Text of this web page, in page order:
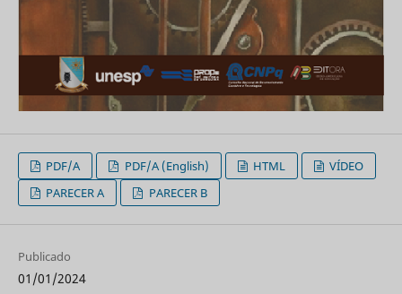
PDF/A PDF/A (English) HTML
VÍDEO
PARECER A
PARECER B
Publicado
01/01/2024